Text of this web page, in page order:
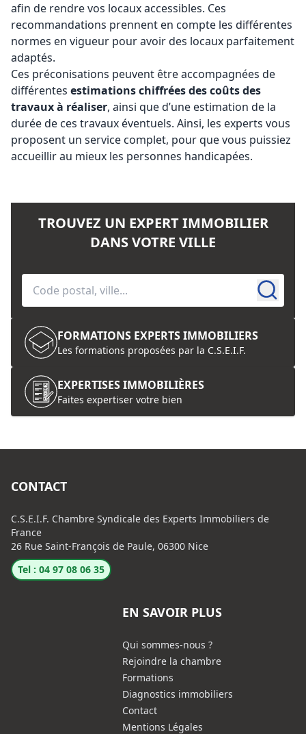
afin de rendre vos locaux accessibles. Ces
recommandations prennent en compte les différentes
normes en vigueur pour avoir des locaux parfaitement
adaptés.
Ces préconisations peuvent être accompagnées de
différentes estimations chiffrées des coûts des
travaux à réaliser, ainsi que d’une estimation de la
durée de ces travaux éventuels. Ainsi, les experts vous
proposent un service complet, pour que vous puissiez
accueillir au mieux les personnes handicapées.
TROUVEZ UN EXPERT IMMOBILIER
DANS VOTRE VILLE
FORMATIONS EXPERTS IMMOBILIERS
Les formations proposées par la C.S.E.I.F.
EXPERTISES IMMOBILIÈRES
Faites expertiser votre bien
CONTACT
C.S.E.I.F. Chambre Syndicale des Experts Immobiliers de
France
26 Rue Saint-François de Paule, 06300 Nice
Tel : 04 97 08 06 35
EN SAVOIR PLUS
Qui sommes-nous ?
Rejoindre la chambre
Formations
Diagnostics immobiliers
Contact
Mentions Légales